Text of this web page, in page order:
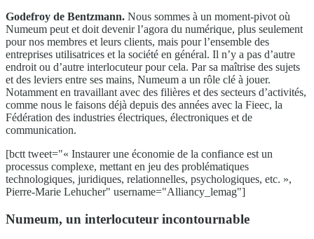
Godefroy de Bentzmann. Nous sommes à un moment-pivot où
Numeum peut et doit devenir l’agora du numérique, plus seulement
pour nos membres et leurs clients, mais pour l’ensemble des
entreprises utilisatrices et la société en général. Il n’y a pas d’autre
endroit ou d’autre interlocuteur pour cela. Par sa maîtrise des sujets
et des leviers entre ses mains, Numeum a un rôle clé à jouer.
Notamment en travaillant avec des filières et des secteurs d’activités,
comme nous le faisons déjà depuis des années avec la Fieec, la
Fédération des industries électriques, électroniques et de
communication.
[bctt tweet="« Instaurer une économie de la confiance est un
processus complexe, mettant en jeu des problématiques
technologiques, juridiques, relationnelles, psychologiques, etc. »,
Pierre-Marie Lehucher" username="Alliancy_lemag"]
Numeum, un interlocuteur incontournable